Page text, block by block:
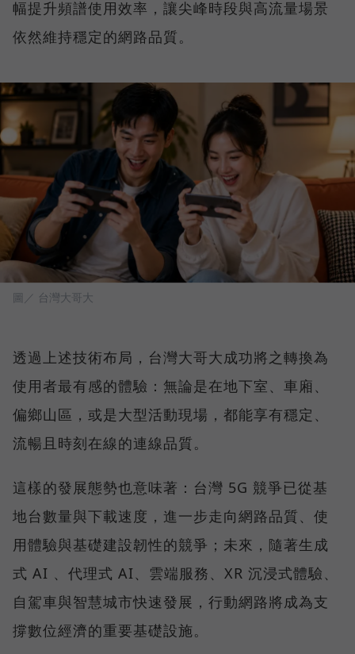
幅提升頻譜使用效率，讓尖峰時段與高流量場景
依然維持穩定的網路品質。
圖／ 台灣大哥大
透過上述技術布局，台灣大哥大成功將之轉換為
使用者最有感的體驗：無論是在地下室、車廂、
偏鄉山區，或是大型活動現場，都能享有穩定、
流暢且時刻在線的連線品質。
這樣的發展態勢也意味著：台灣 5G 競爭已從基
地台數量與下載速度，進一步走向網路品質、使
用體驗與基礎建設韌性的競爭；未來，隨著生成
式 AI 、代理式 AI、雲端服務、XR 沉浸式體驗、
自駕車與智慧城市快速發展，行動網路將成為支
撐數位經濟的重要基礎設施。